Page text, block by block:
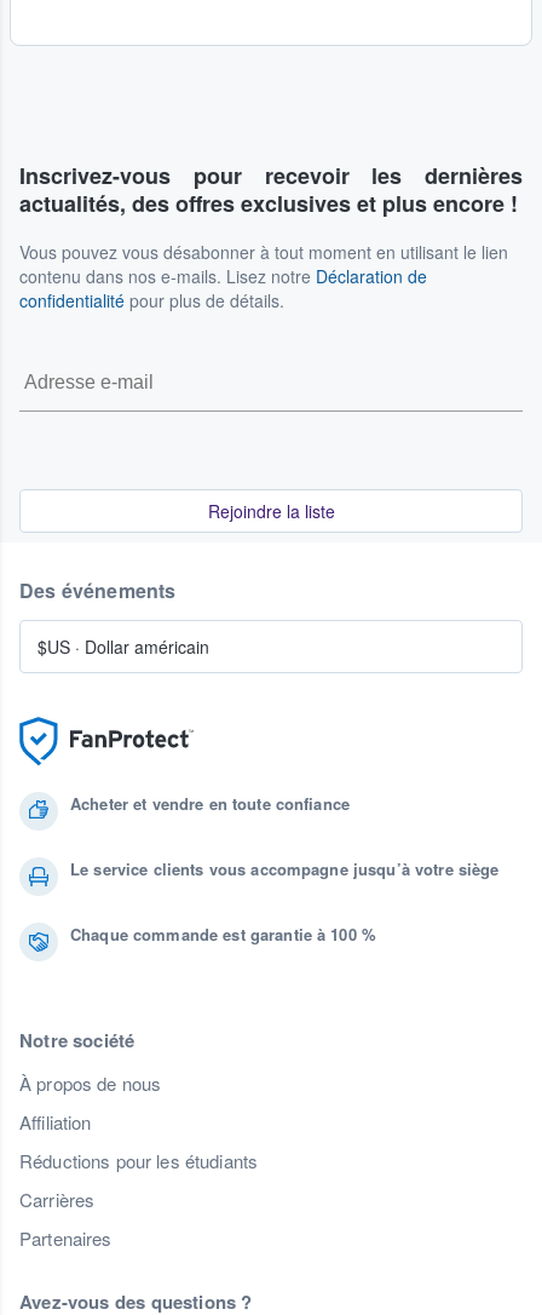
Inscrivez-vous pour recevoir les dernières
actualités, des offres exclusives et plus encore !
Vous pouvez vous désabonner à tout moment en utilisant le lien
contenu dans nos e-mails. Lisez notre Déclaration de
confidentialité pour plus de détails.
Rejoindre la liste
Acheter et vendre en toute confiance
Le service clients vous accompagne jusqu’à votre siège
Chaque commande est garantie à 100 %
Notre société
À propos de nous
Affiliation
Réductions pour les étudiants
Carrières
Partenaires
Avez-vous des questions ?
Des événements
$US · Dollar américain